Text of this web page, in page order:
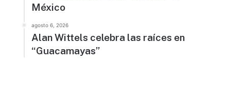
México
agosto 6, 2026
Alan Wittels celebra las raíces en
“Guacamayas”